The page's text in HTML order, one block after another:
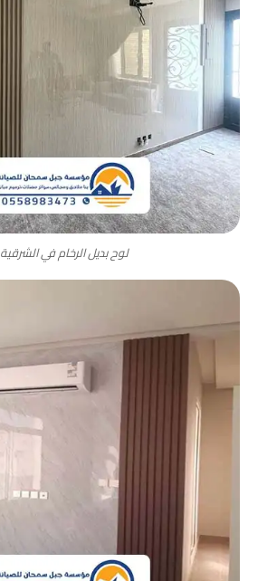
لوح بديل الرخام في الشرقية